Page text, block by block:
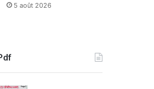
5 août 2026